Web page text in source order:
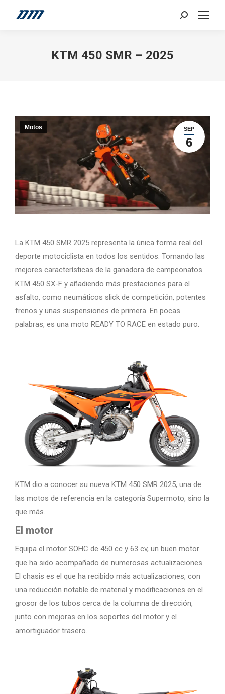
Search:
KTM 450 SMR – 2025
SEP
6
Motos
La KTM 450 SMR 2025 representa la única forma real del
deporte motociclista en todos los sentidos. Tomando las
mejores características de la ganadora de campeonatos
KTM 450 SX-F y añadiendo más prestaciones para el
asfalto, como neumáticos slick de competición, potentes
frenos y unas suspensiones de primera. En pocas
palabras, es una moto READY TO RACE en estado puro.
KTM dio a conocer su nueva KTM 450 SMR 2025, una de
las motos de referencia en la categoría Supermoto, sino la
que más.
El motor
Equipa el motor SOHC de 450 cc y 63 cv, un buen motor
que ha sido acompañado de numerosas actualizaciones.
El chasis es el que ha recibido más actualizaciones, con
una reducción notable de material y modificaciones en el
grosor de los tubos cerca de la columna de dirección,
junto con mejoras en los soportes del motor y el
amortiguador trasero.